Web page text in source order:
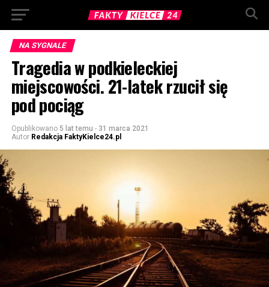
NA SYGNALE
Tragedia w podkieleckiej
miejscowości. 21-latek rzucił się
pod pociąg
Opublikowano 5 lat temu - 31 marca 2021
Autor Redakcja FaktyKielce24.pl